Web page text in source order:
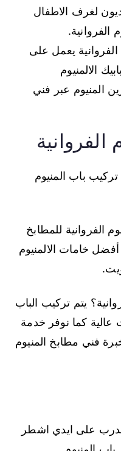
لغرف الاطفال
الفروانية.
الفروانية يعمل على
الالمنيوم
المنيوم عبر فني
باب المنيوم
الفروانية للمطابخ
خامات الالمنيوم
يتم تركيب الباب
عالية كما نوفر خدمة
فني مطابخ المنيوم
على ايدي اشطر